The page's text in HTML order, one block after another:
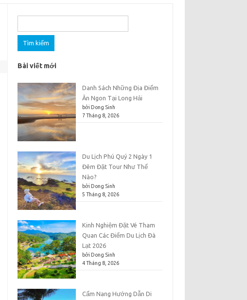
kiếm
cho:
Bài viết mới
Danh Sách Những Địa Điểm
Ăn Ngon Tại Long Hải
bởi Dong Sinh
7 Tháng 8, 2026
Du Lịch Phú Quý 2 Ngày 1
Đêm Đặt Tour Như Thế
Nào?
bởi Dong Sinh
5 Tháng 8, 2026
Kinh Nghiệm Đặt Vé Tham
Quan Các Điểm Du Lịch Đà
Lạt 2026
bởi Dong Sinh
4 Tháng 8, 2026
Cẩm Nang Hướng Dẫn Di